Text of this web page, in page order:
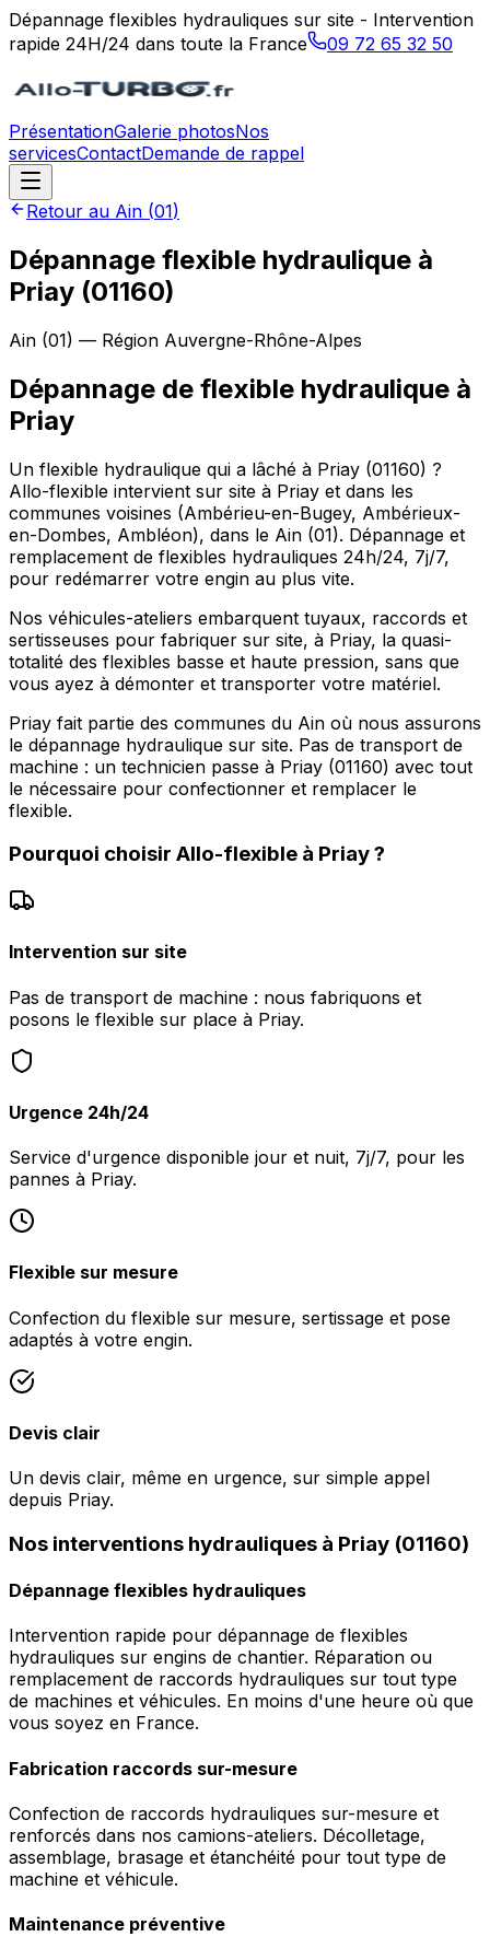
Dépannage flexibles hydrauliques sur site - Intervention
rapide 24H/24 dans toute la France
09 72 65 32 50
PrésentationGalerie photosNos
servicesContactDemande de rappel
Retour au Ain (01)
Dépannage flexible hydraulique à
Priay (01160)
Ain (01) — Région Auvergne-Rhône-Alpes
Dépannage de flexible hydraulique à
Priay
Un flexible hydraulique qui a lâché à Priay (01160) ?
Allo-flexible intervient sur site à Priay et dans les
communes voisines (Ambérieu-en-Bugey, Ambérieux-
en-Dombes, Ambléon), dans le Ain (01). Dépannage et
remplacement de flexibles hydrauliques 24h/24, 7j/7,
pour redémarrer votre engin au plus vite.
Nos véhicules-ateliers embarquent tuyaux, raccords et
sertisseuses pour fabriquer sur site, à Priay, la quasi-
totalité des flexibles basse et haute pression, sans que
vous ayez à démonter et transporter votre matériel.
Priay fait partie des communes du Ain où nous assurons
le dépannage hydraulique sur site. Pas de transport de
machine : un technicien passe à Priay (01160) avec tout
le nécessaire pour confectionner et remplacer le
flexible.
Pourquoi choisir Allo-flexible à Priay?
Intervention sur site
Pas de transport de machine : nous fabriquons et
posons le flexible sur place à Priay.
Urgence 24h/24
Service d'urgence disponible jour et nuit, 7j/7, pour les
pannes à Priay.
Flexible sur mesure
Confection du flexible sur mesure, sertissage et pose
adaptés à votre engin.
Devis clair
Un devis clair, même en urgence, sur simple appel
depuis Priay.
Nos interventions hydrauliques à Priay (01160)
Dépannage flexibles hydrauliques
Intervention rapide pour dépannage de flexibles
hydrauliques sur engins de chantier. Réparation ou
remplacement de raccords hydrauliques sur tout type
de machines et véhicules. En moins d'une heure où que
vous soyez en France.
Fabrication raccords sur-mesure
Confection de raccords hydrauliques sur-mesure et
renforcés dans nos camions-ateliers. Décolletage,
assemblage, brasage et étanchéité pour tout type de
machine et véhicule.
Maintenance préventive